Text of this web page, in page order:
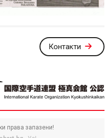
Контакти
права запазени!